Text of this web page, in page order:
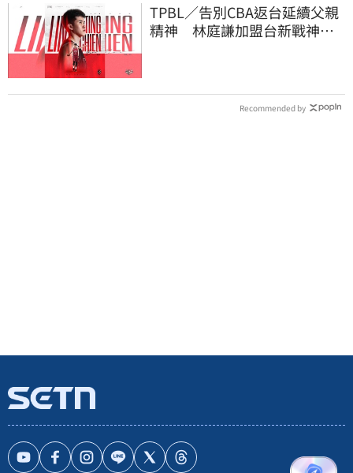
TPBL／告別CBA返台延續父親
精神 林庭謙加盟台新戰神！
Recommended by